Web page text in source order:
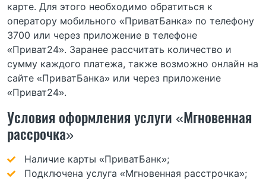
карте. Для этого необходимо обратиться к
оператору мобильного «ПриватБанка» по телефону
3700 или через приложение в телефоне
«Приват24». Заранее рассчитать количество и
сумму каждого платежа, также возможно онлайн на
сайте «ПриватБанка» или через приложение
«Приват24».
Условия оформления услуги «Мгновенная
рассрочка»
Наличие карты «ПриватБанк»;
Подключена услуга «Мгновенная расстрочка»;